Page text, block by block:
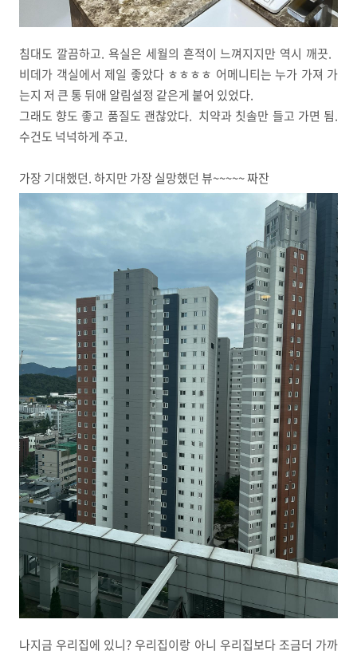
침대도 깔끔하고. 욕실은 세월의 흔적이 느껴지지만 역시 깨끗.
비데가 객실에서 제일 좋았다 ㅎㅎㅎㅎ 어메니티는 누가 가져 가
는지 저 큰 통 뒤애 알림설정 같은게 붙어 있었다.
그래도 향도 좋고 품질도 괜찮았다. 치약과 칫솔만 들고 가면 됨.
수건도 넉넉하게 주고.
가장 기대했던. 하지만 가장 실망했던 뷰~~~~~ 짜잔
나지금 우리집에 있니? 우리집이랑 아니 우리집보다 조금더 가까